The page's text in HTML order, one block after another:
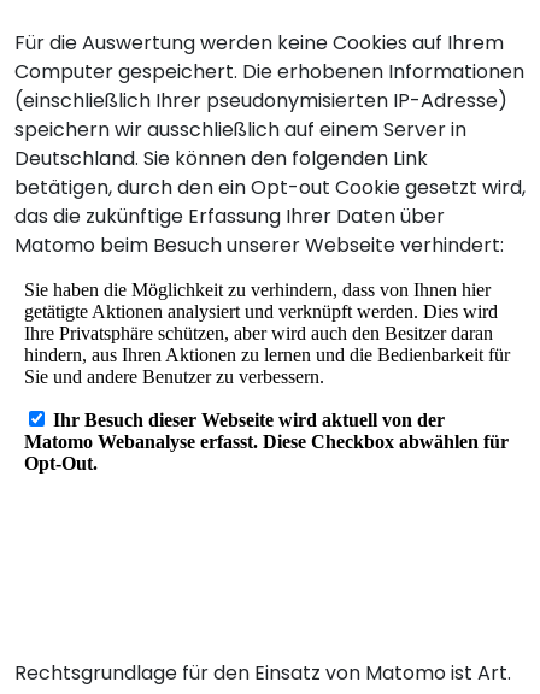
Für die Auswertung werden keine Cookies auf Ihrem
Computer gespeichert. Die erhobenen Informationen
(einschließlich Ihrer pseudonymisierten IP-Adresse)
speichern wir ausschließlich auf einem Server in
Deutschland. Sie können den folgenden Link
betätigen, durch den ein Opt-out Cookie gesetzt wird,
das die zukünftige Erfassung Ihrer Daten über
Matomo beim Besuch unserer Webseite verhindert:
Rechtsgrundlage für den Einsatz von Matomo ist Art.